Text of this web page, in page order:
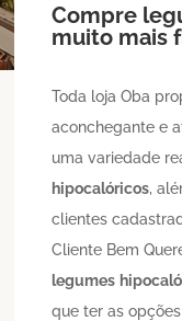
Compre
muito mais
Toda loja Oba
aconchegante e
uma variedade
hipocalóricos,
clientes
Cliente Bem
legumes
que ter as